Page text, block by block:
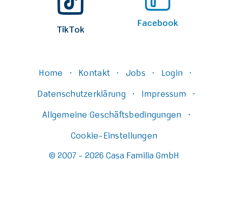
Instagram
Home · Kontakt · Jobs · Login ·
Datenschutzerklärung · Impressum ·
Allgemeine Geschäftsbedingungen ·
Cookie-Einstellungen
© 2007 - 2026 Casa Familia GmbH